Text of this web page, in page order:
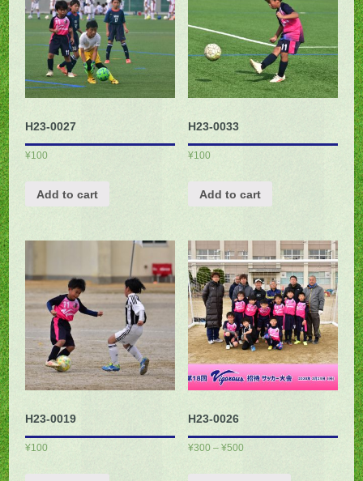
H23-0027
¥100
Add to cart
H23-0033
¥100
Add to cart
H23-0019
¥100
H23-0026
¥300– ¥500